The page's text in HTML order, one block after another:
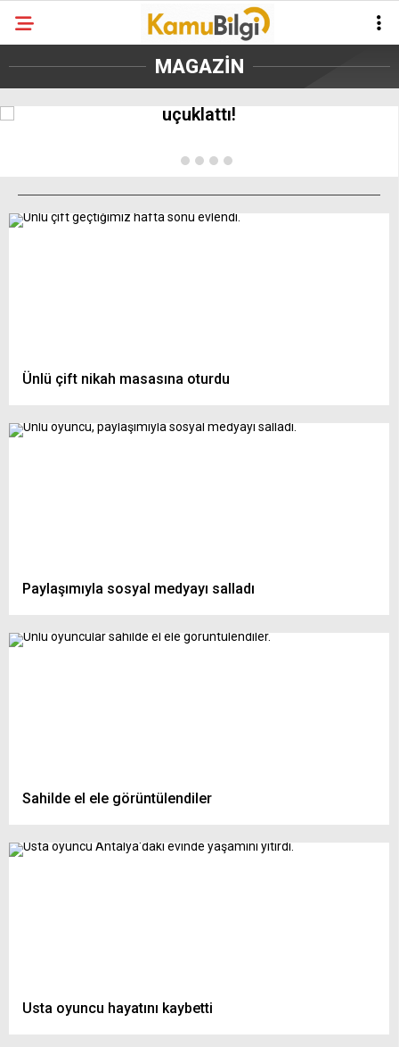
MAGAZİN
Milyonları kasaya dolduruyor
Instagram’dan kazandığı para dudak
uçuklattı!
Ünlü çift nikah masasına oturdu
Paylaşımıyla sosyal medyayı salladı
Sahilde el ele görüntülendiler
Usta oyuncu hayatını kaybetti